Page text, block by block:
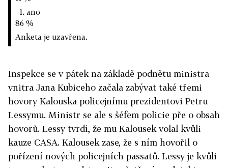
1. ano
86 %
Anketa je uzavřena.
Inspekce se v pátek na základě podnětu ministra
vnitra Jana Kubiceho začala zabývat také třemi
hovory Kalouska policejnímu prezidentovi Petru
Lessymu. Ministr se ale s šéfem policie pře o obsah
hovorů. Lessy tvrdí, že mu Kalousek volal kvůli
kauze CASA. Kalousek zase, že s ním hovořil o
pořízení nových policejních passatů. Lessy je kvůli